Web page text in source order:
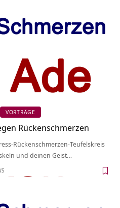
VORTRÄGE
Rückenschmerzen
Rückenschmerzen-Teufelskreis
und deinen Geist…